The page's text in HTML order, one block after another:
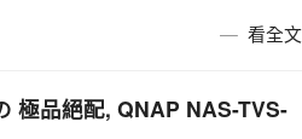
看全文
極品絕配, QNAP NAS-TVS-